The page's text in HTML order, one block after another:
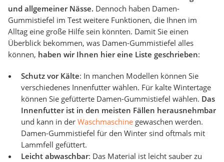
und allgemeiner Nässe. Dennoch haben Damen-
Gummistiefel im Test weitere Funktionen, die Ihnen im
Alltag eine große Hilfe sein könnten. Damit Sie einen
Überblick bekommen, was Damen-Gummistiefel alles
können, haben wir Ihnen hier eine Liste geschrieben:
Schutz vor Kälte: In manchen Modellen können Sie
verschiedenes Innenfutter wählen. Für kalte Wintertage
können Sie gefütterte Damen-Gummistiefel wählen. Das
Innenfutter ist in den meisten Fällen herausnehmbar
und kann in der Waschmaschine gewaschen werden.
Damen-Gummistiefel für den Winter sind oftmals mit
Lammfell gefüttert.
Leicht abwaschbar: Das Material ist leicht sauber zu